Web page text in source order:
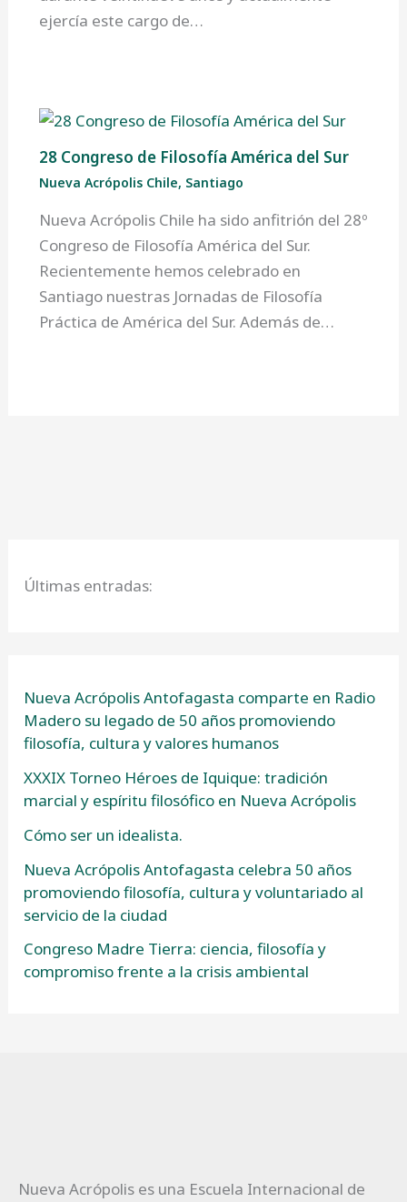
ejercía este cargo de…
28 Congreso de Filosofía América del Sur
Nueva Acrópolis Chile, Santiago
Nueva Acrópolis Chile ha sido anfitrión del 28º
Congreso de Filosofía América del Sur.
Recientemente hemos celebrado en
Santiago nuestras Jornadas de Filosofía
Práctica de América del Sur. Además de…
Últimas entradas:
Nueva Acrópolis Antofagasta comparte en Radio
Madero su legado de 50 años promoviendo
filosofía, cultura y valores humanos
XXXIX Torneo Héroes de Iquique: tradición
marcial y espíritu filosófico en Nueva Acrópolis
Cómo ser un idealista.
Nueva Acrópolis Antofagasta celebra 50 años
promoviendo filosofía, cultura y voluntariado al
servicio de la ciudad
Congreso Madre Tierra: ciencia, filosofía y
compromiso frente a la crisis ambiental
Nueva Acrópolis es una Escuela Internacional de